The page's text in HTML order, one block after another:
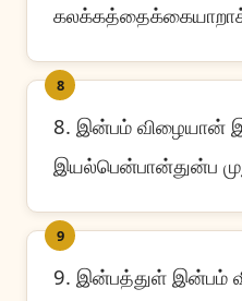
8
8. இன்பம் விழையான்
இயல்பென்பான்துன்ப
9
9. இன்பத்துள் இன்பம்